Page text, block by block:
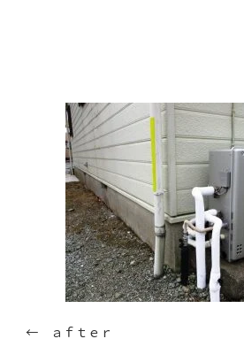
← ａｆｔｅｒ